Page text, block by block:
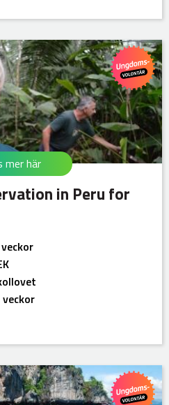
in Peru for
mer här
veckor